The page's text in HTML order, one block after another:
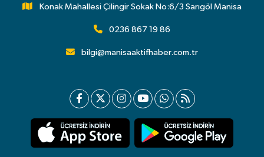
Konak Mahallesi Çilingir Sokak No:6/3 Sarıgöl Manisa
0236 867 19 86
bilgi@manisaaktifhaber.com.tr